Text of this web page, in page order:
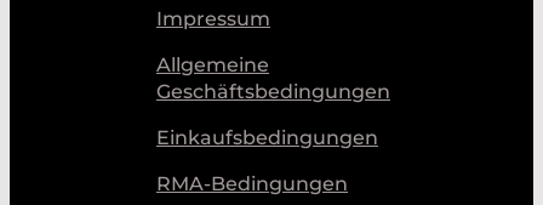
Impressum
Allgemeine
Geschäftsbedingungen
Einkaufsbedingungen
RMA-Bedingungen